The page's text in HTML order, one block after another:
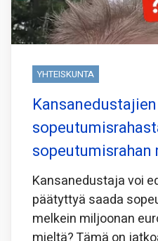
YHTEISKUNTA
Kansanedustajien
sopeutumisrahan
Kansanedustaja voi
päätyttyä saada
melkein miljoonan